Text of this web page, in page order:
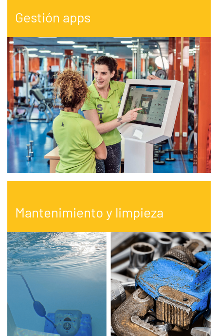
Gestión apps
Mantenimiento y limpieza